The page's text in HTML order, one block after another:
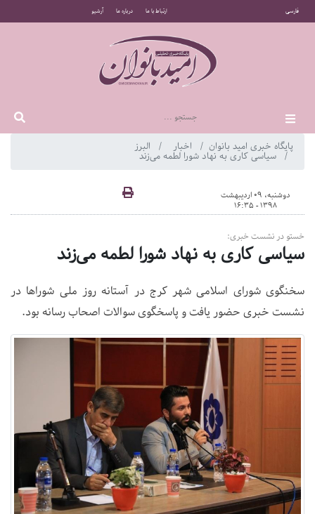
فارسی ارتباط با ما درباره ما آرشیو
پایگاه خبری امید بانوان اخبار البرز
سیاسی کاری به نهاد شورا لطمه می‌زند
دوشنبه، 09 اردیبهشت
1398 - 16:35
خستو در نشست خبری:
سیاسی کاری به نهاد شورا لطمه می‌زند
سخنگوی شورای اسلامی شهر کرج در آستانه روز ملی شوراها در
نشست خبری حضور یافت و پاسخگوی سوالات اصحاب رسانه بود.